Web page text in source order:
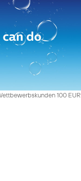
100 EUR